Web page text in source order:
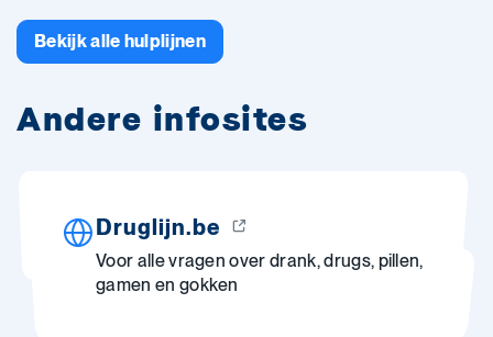
Bekijk alle hulplijnen
Andere infosites
Druglijn.be
Voor alle vragen over drank, drugs, pillen,
gamen en gokken